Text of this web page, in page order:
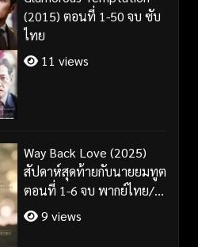
(2015) ตอนที่ 1-50 จบ ซับ
ไทย
11 views
Way Back Love (2025)
สัปดาห์สุดท้ายกับนายยมทูต
ตอนที่ 1-6 จบ พากย์ไทย/
ซับไทย
9 views